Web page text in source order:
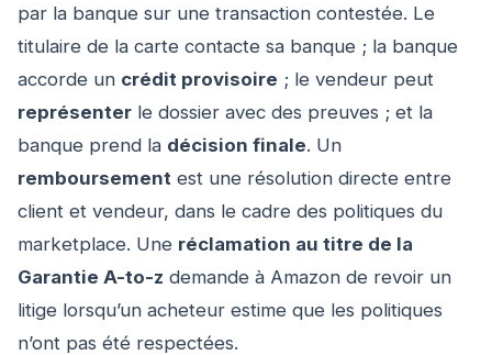
par la banque sur une transaction contestée. Le
titulaire de la carte contacte sa banque ; la banque
accorde un crédit provisoire ; le vendeur peut
représenter le dossier avec des preuves ; et la
banque prend la décision finale. Un
remboursement est une résolution directe entre
client et vendeur, dans le cadre des politiques du
marketplace. Une réclamation au titre de la
Garantie A-to-z demande à Amazon de revoir un
litige lorsqu’un acheteur estime que les politiques
n’ont pas été respectées.